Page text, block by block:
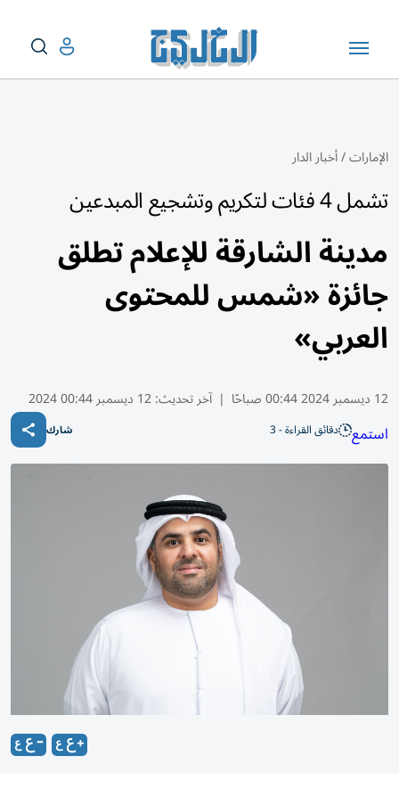
الإمارات/أخبار الدار
تشمل 4 فئات لتكريم وتشجيع المبدعين
مدينة الشارقة للإعلام تطلق
جائزة «شمس للمحتوى
العربي»
12 ديسمبر 2024 00:44 صباحًا | آخر تحديث:12 ديسمبر 00:44 2024
استمع دقائق القراءة - 3 شارك